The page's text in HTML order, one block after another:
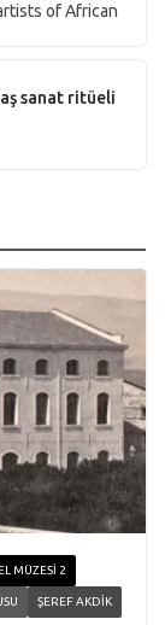
of African
sanat ritüeli
MÜZESI 2
ŞEREF AKDIK